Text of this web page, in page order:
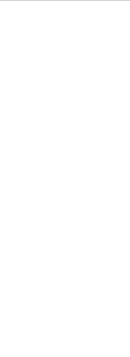
дома из